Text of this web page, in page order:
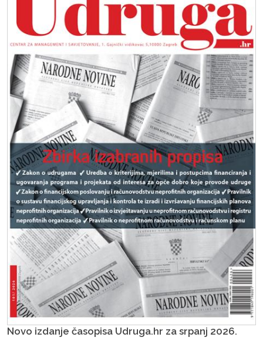
Novo izdanje časopisa Udruga.hr za srpanj 2026.